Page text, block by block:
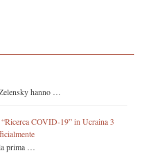
hanno …
COVID-19” in Ucraina 3
prima …